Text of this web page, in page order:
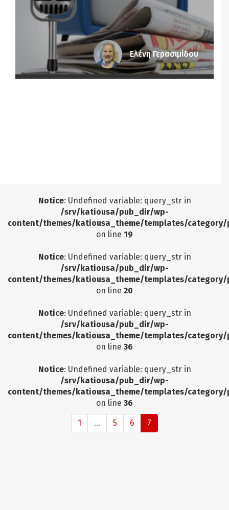
Ελένη Γερασιμίδου
Notice: Undefined variable: query_str in
/srv/katiousa/pub_dir/wp-
content/themes/katiousa_theme/templates/
on line 19
Notice: Undefined variable: query_str in
/srv/katiousa/pub_dir/wp-
content/themes/katiousa_theme/templates/
on line 20
Notice: Undefined variable: query_str in
/srv/katiousa/pub_dir/wp-
content/themes/katiousa_theme/templates/
on line 36
Notice: Undefined variable: query_str in
/srv/katiousa/pub_dir/wp-
content/themes/katiousa_theme/templates/
on line 36
1 ... 5 6 7